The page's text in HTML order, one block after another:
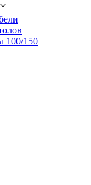
100/150